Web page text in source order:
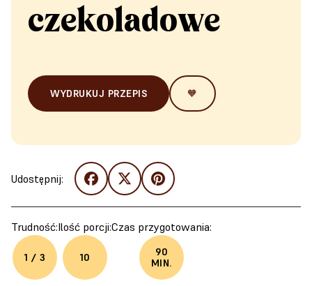
czekoladowe
WYDRUKUJ PRZEPIS 🧡
Udostępnij:
Trudność:
1 / 3
Ilość porcji:
10
Czas przygotowania:
90
MIN.